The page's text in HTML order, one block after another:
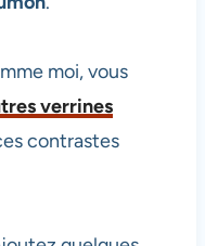
moi, vous
verrines
contrastes